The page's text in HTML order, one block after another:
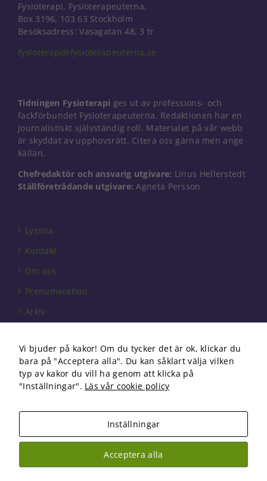
Fysioterapi, Fysioterapeuterna,
Box 3196, 103 63 Stockholm
Besöksadress: Vasagatan 48, 3 tr
fysioterapi@fysioterapeuterna.se
Tidningen Fysioterapi ges ut av professions- och
fackförbundet Fysioterapeuterna. Redaktionen har en
journalistiskt självständig roll. Materialet på vår webb
är skyddat av upphovsrätt. Citera oss gärna men ange
källan.
Chefredaktör och ansvarig utgivare: Linus Hellerstedt
Ställföreträdande utgivare: Agneta Persson
Lyssna
Kontakt
Om oss
Prenumeration
Arkiv
Förbundet
Om cookies
Copyright 2026 Fysioterapi | All Rights Reserved
Facebook
Instagram
Vi bjuder på kakor! Om du tycker det är ok, klickar du
bara på "Acceptera alla". Du kan såklart välja vilken
typ av kakor du vill ha genom att klicka på
"Inställningar". Läs vår cookie policy
Inställningar
Acceptera alla
För att vi ska
och
uppbyggnad,
baserat på
hur
från
hemsidan.
Genom att dela
med dig av dina
intressen och ditt
surfar ökar du
chansen att få se